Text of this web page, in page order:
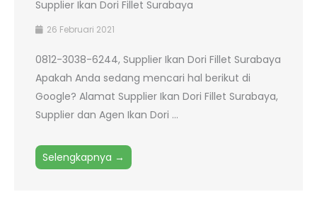
Supplier Ikan Dori Fillet Surabaya
26 Februari 2021
0812-3038-6244, Supplier Ikan Dori Fillet Surabaya
Apakah Anda sedang mencari hal berikut di
Google? Alamat Supplier Ikan Dori Fillet Surabaya,
Supplier dan Agen Ikan Dori ...
Selengkapnya →